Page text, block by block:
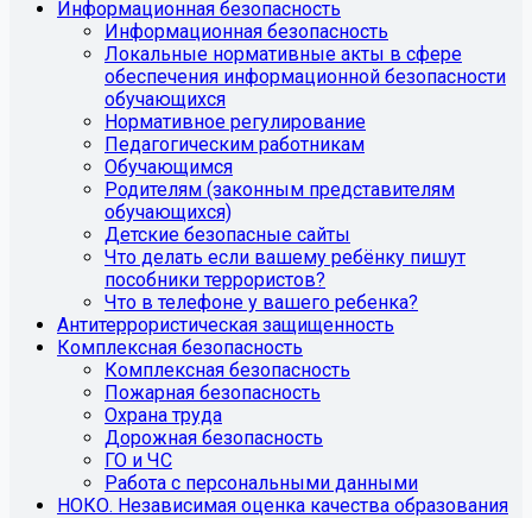
Информационная безопасность
Информационная безопасность
Локальные нормативные акты в сфере
обеспечения информационной безопасности
обучающихся
Нормативное регулирование
Педагогическим работникам
Обучающимся
Родителям (законным представителям
обучающихся)
Детские безопасные сайты
Что делать если вашему ребёнку пишут
пособники террористов?
Что в телефоне у вашего ребенка?
Антитеррористическая защищенность
Комплексная безопасность
Комплексная безопасность
Пожарная безопасность
Охрана труда
Дорожная безопасность
ГО и ЧС
Работа с персональными данными
НОКО. Независимая оценка качества образования